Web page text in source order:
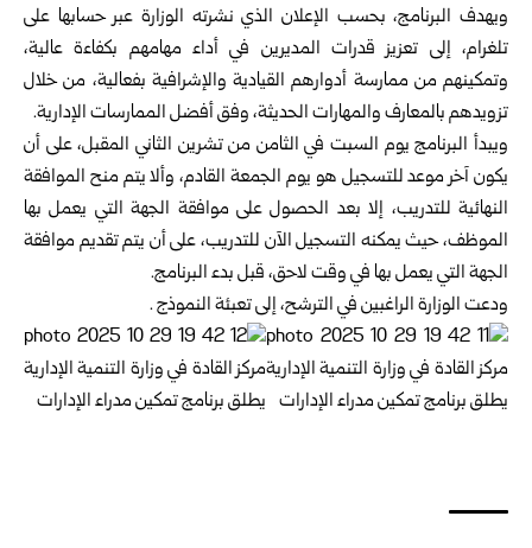
ويهدف البرنامج، بحسب الإعلان الذي نشرته الوزارة عبر حسابها على
تلغرام، إلى تعزيز قدرات المديرين في أداء مهامهم بكفاءة عالية،
وتمكينهم من ممارسة أدوارهم القيادية والإشرافية بفعالية، من خلال
تزويدهم بالمعارف والمهارات الحديثة، وفق أفضل الممارسات الإدارية.
ويبدأ البرنامج يوم السبت في الثامن من تشرين الثاني المقبل، على أن
يكون آخر موعد للتسجيل هو يوم الجمعة القادم، وألا يتم منح الموافقة
النهائية للتدريب، إلا بعد الحصول على موافقة الجهة التي يعمل بها
الموظف، حيث يمكنه التسجيل الآن للتدريب، على أن يتم تقديم موافقة
الجهة التي يعمل بها في وقت لاحق، قبل بدء البرنامج.
ودعت الوزارة الراغبين في الترشح، إلى تعبئةالنموذج.